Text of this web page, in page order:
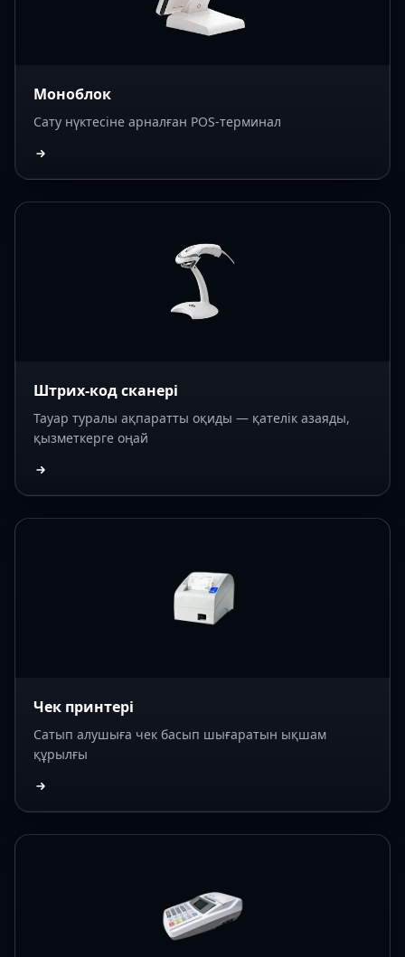
Моноблок
Сату нүктесіне арналған POS-терминал
Штрих-код сканері
Тауар туралы ақпаратты оқиды — қателік азаяды,
қызметкерге оңай
Чек принтері
Сатып алушыға чек басып шығаратын ықшам
құрылғы